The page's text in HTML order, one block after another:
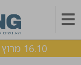
16.10 מרוץ CivilEng. בואו להירשם >>